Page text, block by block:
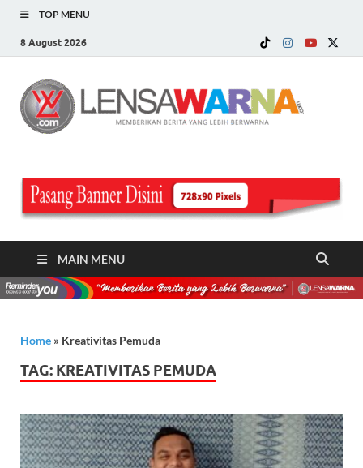
TOP MENU
8 August 2026
MAIN MENU
Home » Kreativitas Pemuda
TAG: KREATIVITAS PEMUDA